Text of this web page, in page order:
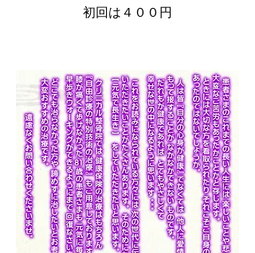
初回は４００円